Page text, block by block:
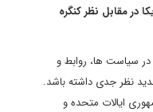
در مقابل نظر کنگره
سیاست ها، روابط و
نظر جدی داشته باشد.
ایالات متحده و